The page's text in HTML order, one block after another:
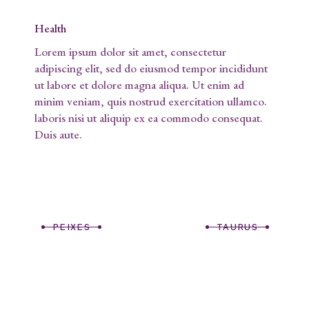
Health
Lorem ipsum dolor sit amet, consectetur
adipiscing elit, sed do eiusmod tempor incididunt
ut labore et dolore magna aliqua. Ut enim ad
minim veniam, quis nostrud exercitation ullamco.
laboris nisi ut aliquip ex ea commodo consequat.
Duis aute.
PEIXES TAURUS